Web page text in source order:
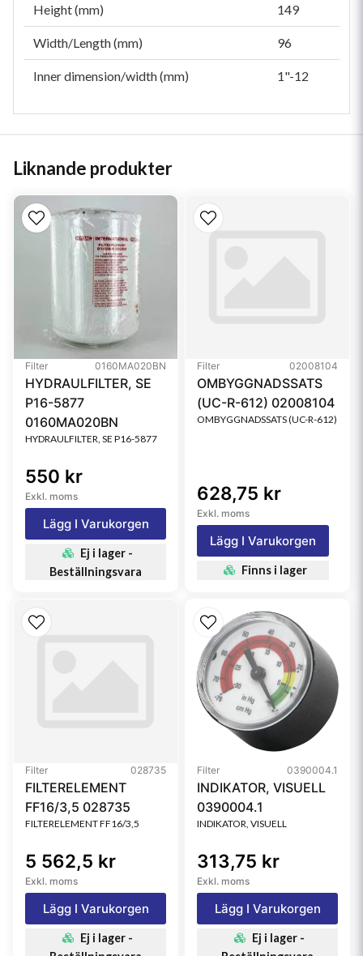
Height (mm) 149
Width/Length (mm) 96
Inner dimension/width (mm) 1"-12
Liknande produkter
Filter 0160MA020BN
HYDRAULFILTER, SE
P16-5877
0160MA020BN
HYDRAULFILTER, SE P16-5877
550 kr
Exkl. moms
Lägg I Varukorgen
Ej i lager -
Beställningsvara
Filter 02008104
OMBYGGNADSSATS
(UC-R-612) 02008104
OMBYGGNADSSATS (UC-R-612)
628,75 kr
Exkl. moms
Lägg I Varukorgen
Finns i lager
Filter 028735
FILTERELEMENT
FF16/3,5 028735
FILTERELEMENT FF16/3,5
5 562,5 kr
Exkl. moms
Lägg I Varukorgen
Ej i lager -
Filter 0390004.1
INDIKATOR, VISUELL
0390004.1
INDIKATOR, VISUELL
313,75 kr
Exkl. moms
Lägg I Varukorgen
Ej i lager -